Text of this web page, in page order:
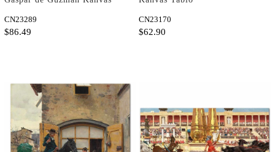
CN23289
$86.49
CN23170
$62.90